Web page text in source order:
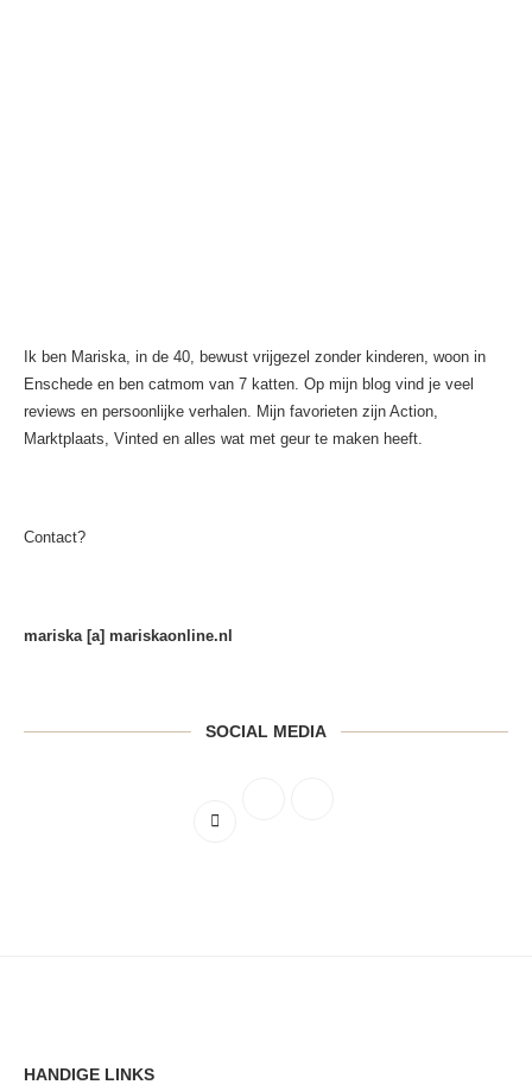
Ik ben Mariska, in de 40, bewust vrijgezel zonder kinderen, woon in
Enschede en ben catmom van 7 katten. Op mijn blog vind je veel
reviews en persoonlijke verhalen. Mijn favorieten zijn Action,
Marktplaats, Vinted en alles wat met geur te maken heeft.
Contact?
mariska [a] mariskaonline.nl
SOCIAL MEDIA
HANDIGE LINKS